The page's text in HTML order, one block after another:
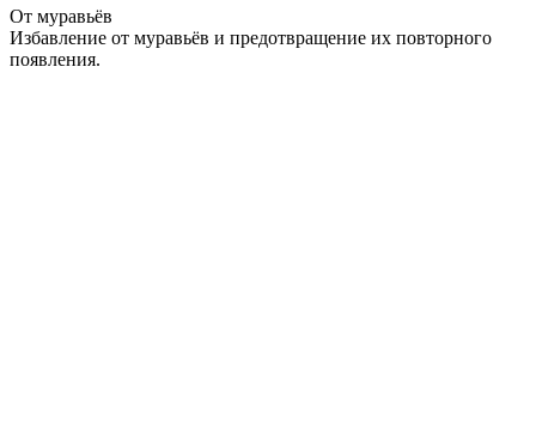
От муравьёв
Избавление от муравьёв и предотвращение их повторного
появления.